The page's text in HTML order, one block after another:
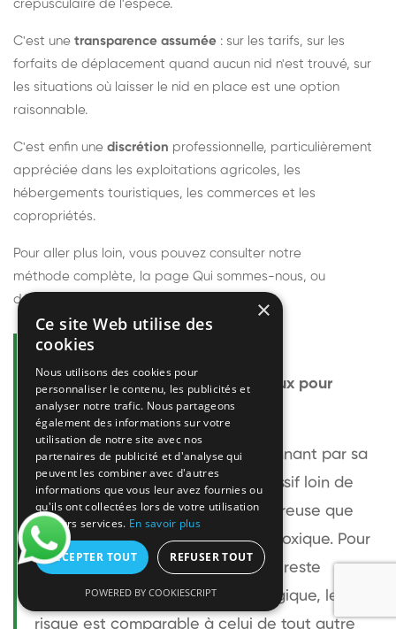
crépusculaire de l'espèce.
C'est une transparence assumée : sur les tarifs, sur les
forfaits de déplacement quand aucun nid n'est trouvé, sur
les situations où laisser le nid en place est une option
raisonnable.
C'est enfin une discrétion professionnelle, particulièrement
appréciée dans les exploitations agricoles, les
hébergements touristiques, les commerces et les
copropriétés.
Pour aller plus loin, vous pouvez consulter notre
méthode complète, la page Qui sommes-nous, ou
découvrir
Questions fréquentes
Le frelon européen est-il dangereux pour
l'homme ?
Le frelon européen est impressionnant par sa
taille mais relativement peu agressif loin de
son nid. Sa piqûre est plus douloureuse que
celle d'une guêpe sans être plus toxique. Pour
une personne non allergique, elle reste
bénigne. Pour une personne allergique, le
risque est comparable à celui de tout autre
×
Ce site Web utilise des
cookies
Nous utilisons des cookies pour
personnaliser le contenu, les publicités et
analyser notre trafic. Nous partageons
également des informations sur votre
utilisation de notre site avec nos
partenaires de publicité et d'analyse qui
peuvent les combiner avec d'autres
informations que vous leur avez fournies ou
qu'ils ont collectées lors de votre utilisation
de leurs services. En savoir plus
ACCEPTER TOUT REFUSER TOUT
POWERED BY COOKIESCRIPT